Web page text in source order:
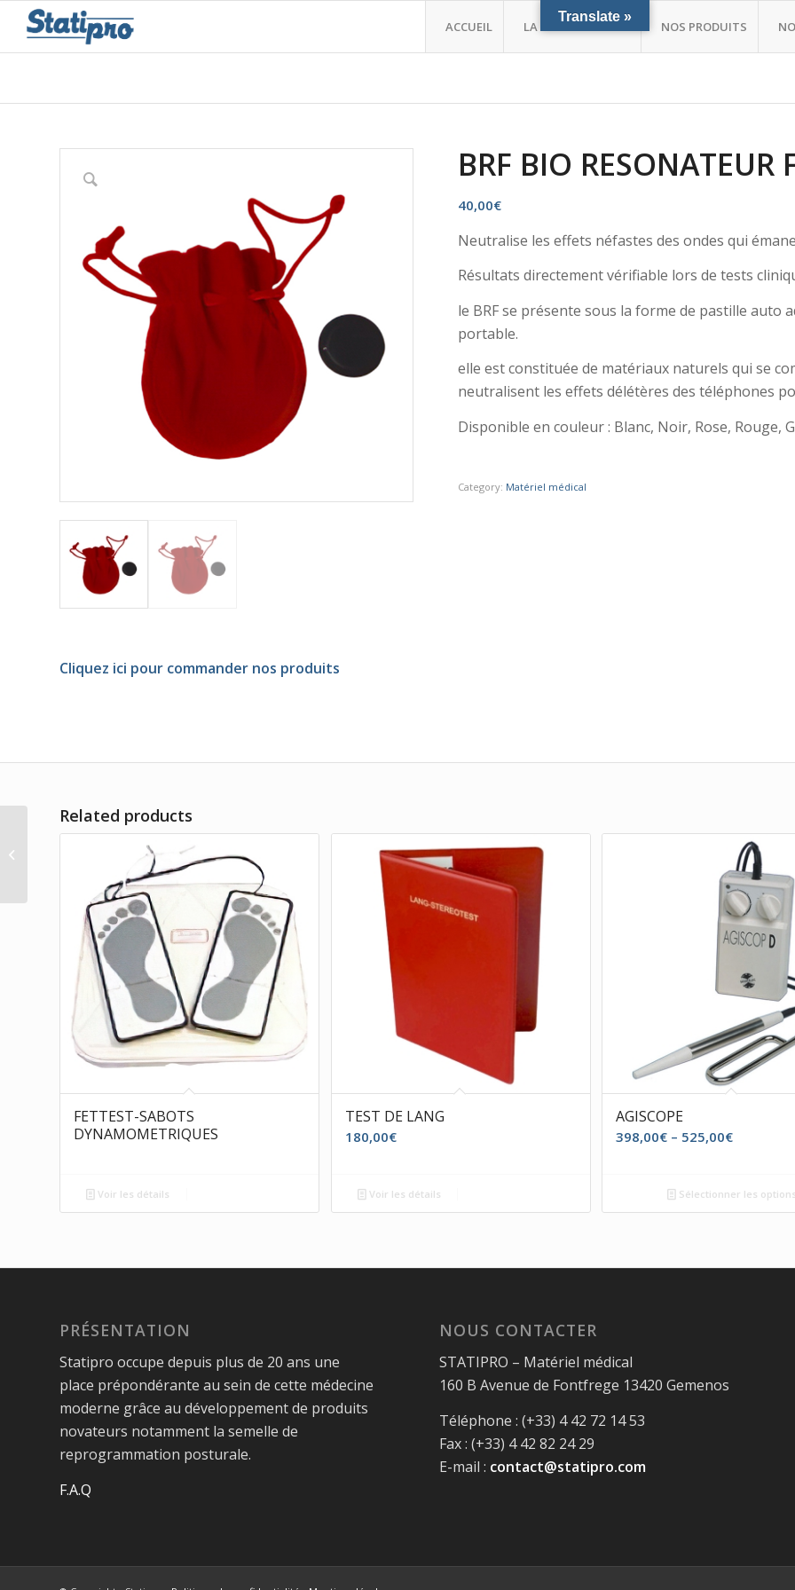
ACCUEIL LA POSTUROLOGIE NOS PRODUITS
Cliquez ici pour commander nos produits
BRF BIO RESONATEUR
40,00€
Neutralise les effets néfastes des ondes qui
Résultats directement vérifiable lors de tests
le BRF se présente sous la forme de pastille auto
portable.
elle est constituée de matériaux naturels qui se
neutralisent les effets délétères des téléphones
Disponible en couleur : Blanc, Noir, Rose, Rouge,
Category: Matériel médical
Related products
FETTEST-SABOTS
DYNAMOMETRIQUES
Voir les détails
TEST DE LANG
180,00€
Voir les détails
AGISCOPE
398,00€ – 525,00€
Sélectionner les
PRÉSENTATION
Statipro occupe depuis plus de 20 ans une
place prépondérante au sein de cette médecine
moderne grâce au développement de produits
novateurs notamment la semelle de
reprogrammation posturale.
F.A.Q
NOUS CONTACTER
STATIPRO – Matériel médical
160 B Avenue de Fontfrege 13420 Gemenos
Téléphone : (+33) 4 42 72 14 53
Fax : (+33) 4 42 82 24 29
E-mail : contact@statipro.com
Translate »